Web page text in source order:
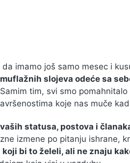
imamo još samo mesec i
slojeva odeće sa
Samim tim, svi smo
koje nas muče
statusa, postova i
izmene po pitanju ishrane,
bi to želeli, ali ne znaju